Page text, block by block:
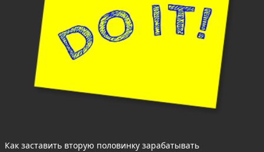
Как заставить вторую половинку зарабатывать